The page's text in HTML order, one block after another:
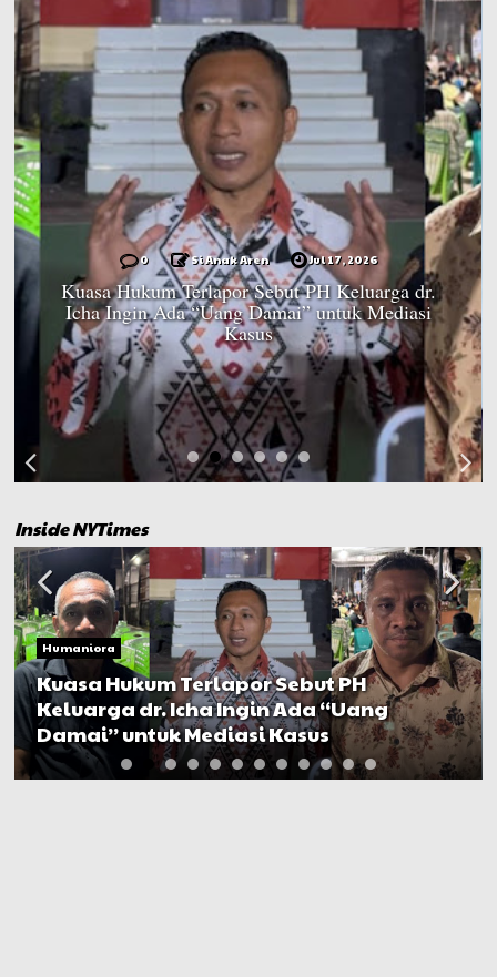
0 Si Anak Aren Jul 17, 2026
Kuasa Hukum Terlapor Sebut PH Keluarga dr.
Icha Ingin Ada “Uang Damai” untuk Mediasi
Kasus
Inside NYTimes
Humaniora
Kuasa Hukum Terlapor Sebut PH
Keluarga dr. Icha Ingin Ada “Uang
Damai” untuk Mediasi Kasus